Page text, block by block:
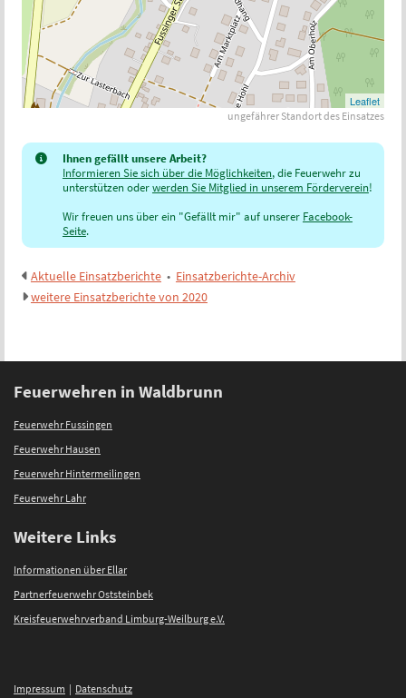
Leaflet
ungefährer Standort des Einsatzes
Ihnen gefällt unsere Arbeit?
Informieren Sie sich über die Möglichkeiten, die Feuerwehr zu
unterstützen oderwerden Sie Mitglied in unserem Förderverein!
Wir freuen uns über ein "Gefällt mir" auf unserer Facebook-
Seite.
Aktuelle Einsatzberichte• Einsatzberichte-Archiv
weitere Einsatzberichte von 2020
Feuerwehren in Waldbrunn
Feuerwehr Fussingen
Feuerwehr Hausen
Feuerwehr Hintermeilingen
Feuerwehr Lahr
Weitere Links
Informationen über Ellar
Partnerfeuerwehr Oststeinbek
Kreisfeuerwehrverband Limburg-Weilburg e.V.
Impressum Datenschutz